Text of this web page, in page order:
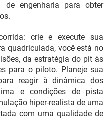
de engenharia para obter
crie e execute sua
quadriculada, você está no
da estratégia do pit às
para o piloto. Planeje sua
reagir à dinâmica dos
e condições de pista
hiper-realista de uma
com uma qualidade de